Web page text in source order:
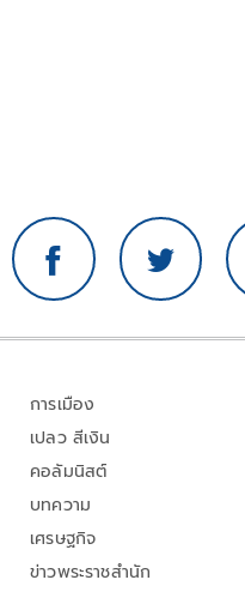
การเมือง
เปลว สีเงิน
คอลัมนิสต์
บทความ
เศรษฐกิจ
ข่าวพระราชสำนัก